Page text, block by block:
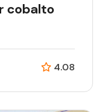
cobalto
4.08